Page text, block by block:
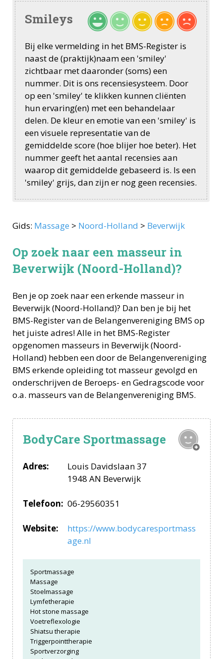
Smileys
Bij elke vermelding in het BMS-Register is
naast de (praktijk)naam een 'smiley'
zichtbaar met daaronder (soms) een
nummer. Dit is ons recensiesysteem. Door
op een 'smiley' te klikken kunnen cliënten
hun ervaring(en) met een behandelaar
delen. De kleur en emotie van een 'smiley' is
een visuele representatie van de
gemiddelde score (hoe blijer hoe beter). Het
nummer geeft het aantal recensies aan
waarop dit gemiddelde gebaseerd is. Is een
'smiley' grijs, dan zijn er nog geen recensies.
Gids: Massage > Noord-Holland > Beverwijk
Op zoek naar een masseur in
Beverwijk (Noord-Holland)?
Ben je op zoek naar een erkende masseur in
Beverwijk(Noord-Holland)? Dan ben je bij het
BMS-Register van de Belangenvereniging BMS op
het juiste adres! Alle in het BMS-Register
opgenomen masseurs in Beverwijk(Noord-
Holland) hebben een door de Belangenvereniging
BMS erkende opleiding tot masseur gevolgd en
onderschrijven de Beroeps- en Gedragscode voor
o.a. masseurs van de Belangenvereniging BMS.
BodyCare Sportmassage
Adres:
Louis Davidslaan 37
1948 AN Beverwijk
Telefoon: 06-29560351
Website:
https://www.bodycaresportmass
age.nl
Sportmassage
Massage
Stoelmassage
Lymfetherapie
Hot stone massage
Voetreflexologie
Shiatsu therapie
Triggerpointtherapie
Sportverzorging